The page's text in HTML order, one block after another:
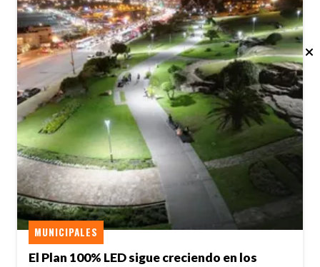
El Plan 100% LED sigue creciendo en los
MUNICIPALES